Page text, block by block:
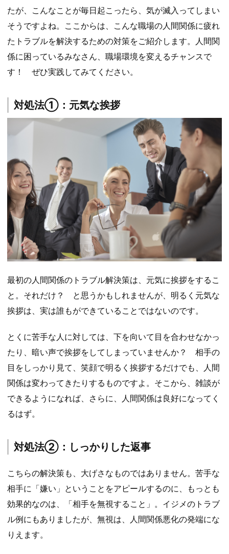
たが、こんなことが毎日起こったら、気が滅入ってしまい
そうですよね。ここからは、こんな職場の人間関係に疲れ
たトラブルを解決するための対策をご紹介します。人間関
係に困っているみなさん、職場環境を変えるチャンスで
す！ ぜひ実践してみてください。
対処法①：元気な挨拶
最初の人間関係のトラブル解決策は、元気に挨拶をするこ
と。それだけ？ と思うかもしれませんが、明るく元気な
挨拶は、実は誰もができていることではないのです。
とくに苦手な人に対しては、下を向いて目を合わせなかっ
たり、暗い声で挨拶をしてしまっていませんか？ 相手の
目をしっかり見て、笑顔で明るく挨拶するだけでも、人間
関係は変わってきたりするものですよ。そこから、雑談が
できるようになれば、さらに、人間関係は良好になってく
るはず。
対処法②：しっかりした返事
こちらの解決策も、大げさなものではありません。苦手な
相手に「嫌い」ということをアピールするのに、もっとも
効果的なのは、「相手を無視すること」。イジメのトラブ
ル例にもありましたが、無視は、人間関係悪化の発端にな
りえます。